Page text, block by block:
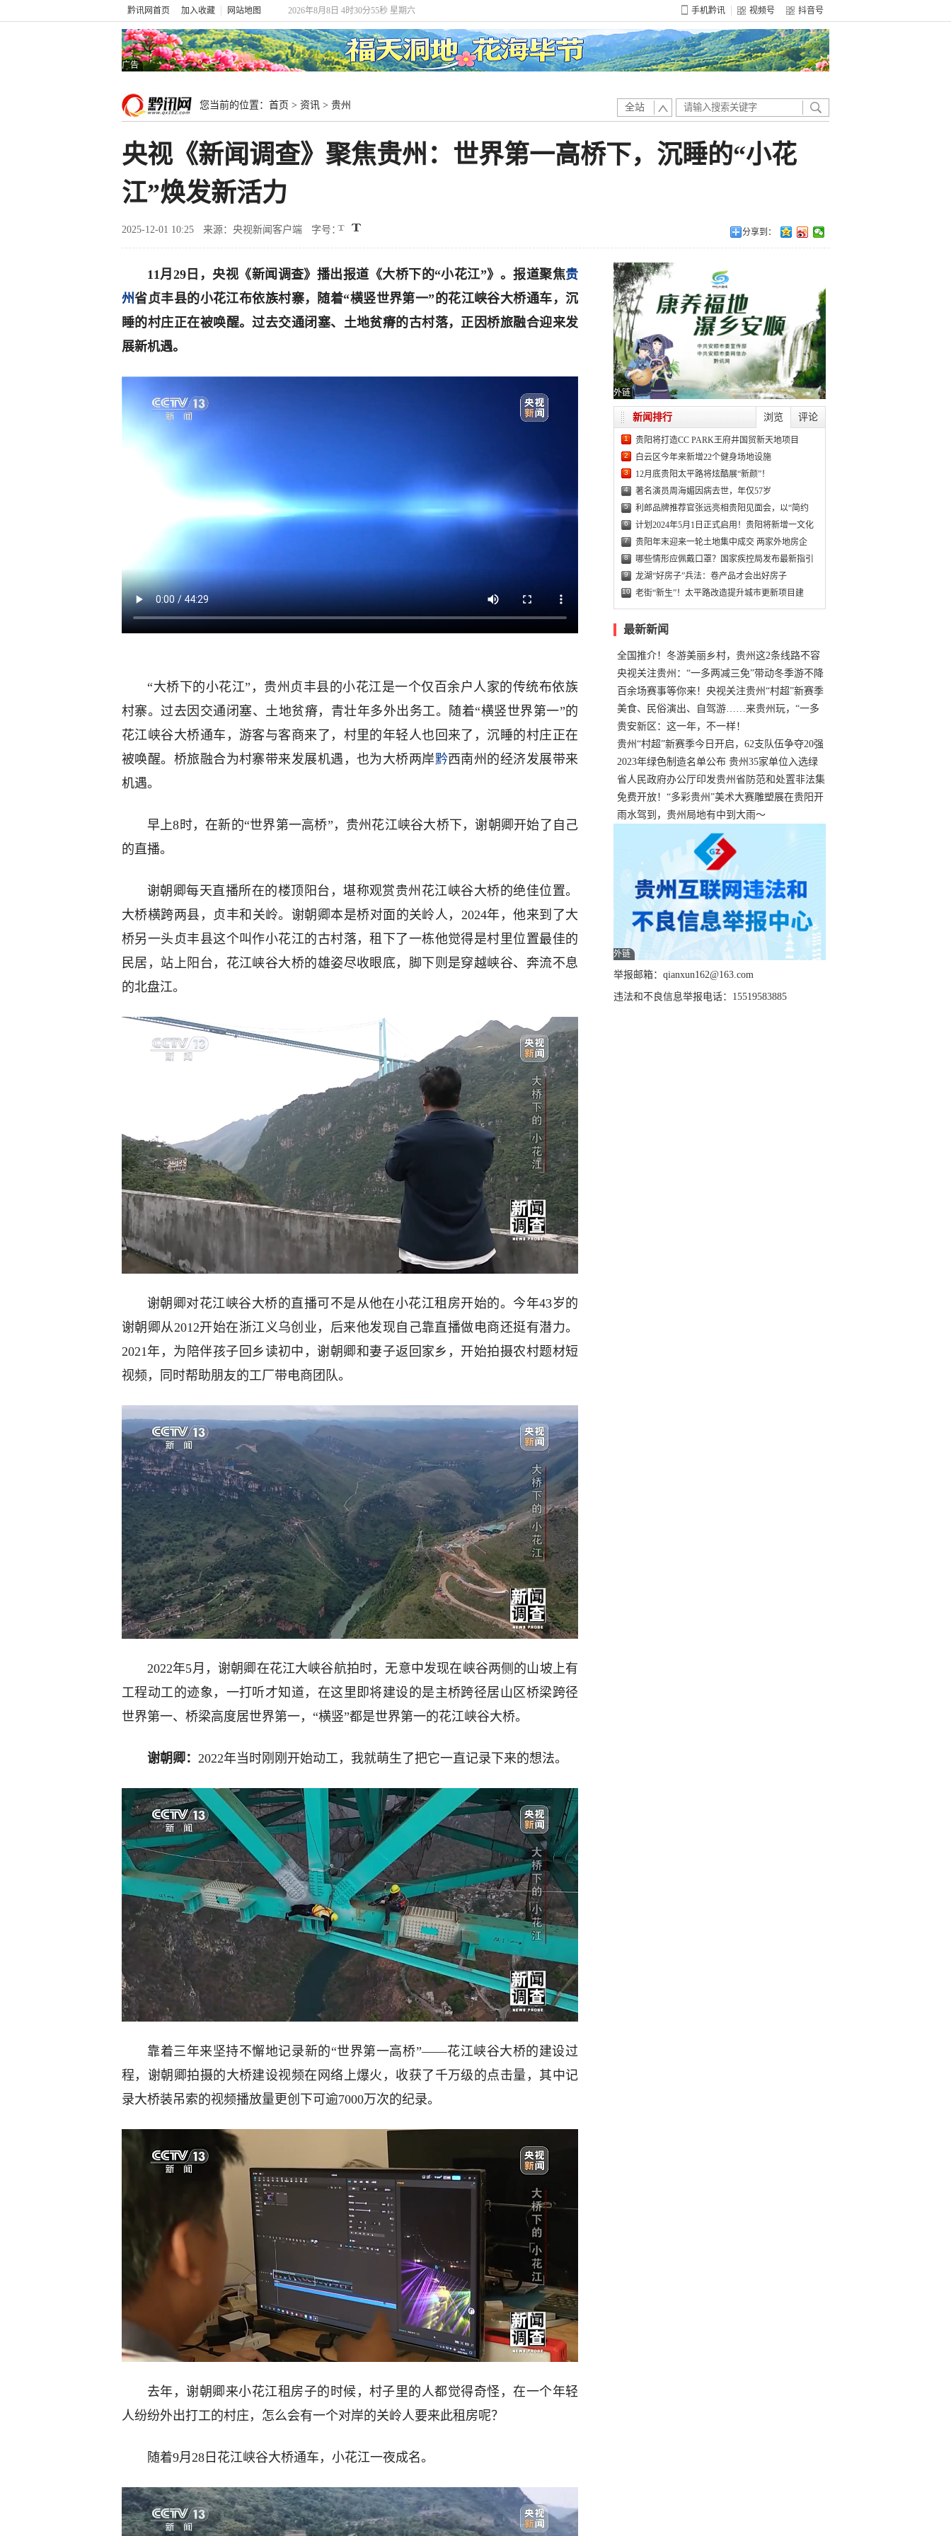
黔讯网首页 加入收藏 网站地图 2026年8月8日 4时30分57秒 星期六 手机黔讯 视频号 抖音号
广告
您当前的位置： 首页 > 资讯 > 贵州 全站
央视《新闻调查》聚焦贵州：世界第一高桥下，沉睡的“小花
江”焕发新活力
2025-12-01 10:25 来源：央视新闻客户端 字号： 分享到：
11月29日，央视《新闻调查》播出报道《大桥下的“小花江”》。报道聚焦贵
州省贞丰县的小花江布依族村寨，随着“横竖世界第一”的花江峡谷大桥通车，沉
睡的村庄正在被唤醒。过去交通闭塞、土地贫瘠的古村落，正因桥旅融合迎来发
展新机遇。
“大桥下的小花江”，贵州贞丰县的小花江是一个仅百余户人家的传统布依族
村寨。过去因交通闭塞、土地贫瘠，青壮年多外出务工。随着“横竖世界第一”的
花江峡谷大桥通车，游客与客商来了，村里的年轻人也回来了，沉睡的村庄正在
被唤醒。桥旅融合为村寨带来发展机遇，也为大桥两岸黔西南州的经济发展带来
机遇。
早上8时，在新的“世界第一高桥”，贵州花江峡谷大桥下，谢朝卿开始了自己
的直播。
谢朝卿每天直播所在的楼顶阳台，堪称观赏贵州花江峡谷大桥的绝佳位置。
大桥横跨两县，贞丰和关岭。谢朝卿本是桥对面的关岭人，2024年，他来到了大
桥另一头贞丰县这个叫作小花江的古村落，租下了一栋他觉得是村里位置最佳的
民居，站上阳台，花江峡谷大桥的雄姿尽收眼底，脚下则是穿越峡谷、奔流不息
的北盘江。
谢朝卿对花江峡谷大桥的直播可不是从他在小花江租房开始的。今年43岁的
谢朝卿从2012开始在浙江义乌创业，后来他发现自己靠直播做电商还挺有潜力。
2021年，为陪伴孩子回乡读初中，谢朝卿和妻子返回家乡，开始拍摄农村题材短
视频，同时帮助朋友的工厂带电商团队。
2022年5月，谢朝卿在花江大峡谷航拍时，无意中发现在峡谷两侧的山坡上有
工程动工的迹象，一打听才知道，在这里即将建设的是主桥跨径居山区桥梁跨径
世界第一、桥梁高度居世界第一，“横竖”都是世界第一的花江峡谷大桥。
谢朝卿： 2022年当时刚刚开始动工，我就萌生了把它一直记录下来的想法。
靠着三年来坚持不懈地记录新的“世界第一高桥”——花江峡谷大桥的建设过
程，谢朝卿拍摄的大桥建设视频在网络上爆火，收获了千万级的点击量，其中记
录大桥装吊索的视频播放量更创下可逾7000万次的纪录。
去年，谢朝卿来小花江租房子的时候，村子里的人都觉得奇怪，在一个年轻
人纷纷外出打工的村庄，怎么会有一个对岸的关岭人要来此租房呢？
随着9月28日花江峡谷大桥通车，小花江一夜成名。
外链
浏览 评论
新闻排行
1 贵阳将打造CC PARK王府井国贸新天地项目
2 白云区今年来新增22个健身场地设施
3 12月底贵阳太平路将炫酷展“新颜”！
4 著名演员周海媚因病去世，年仅57岁
5 利郎品牌推荐官张远亮相贵阳见面会，以“简约
6 计划2024年5月1日正式启用！贵阳将新增一文化
7 贵阳年末迎来一轮土地集中成交 两家外地房企
8 哪些情形应佩戴口罩？国家疾控局发布最新指引
9 龙湖“好房子”兵法：卷产品才会出好房子
10 老街“新生”！太平路改造提升城市更新项目建
最新新闻
全国推介！冬游美丽乡村，贵州这2条线路不容
错过
央视关注贵州：“一多两减三免”带动冬季游不降
温
百余场赛事等你来！央视关注贵州“村超”新赛季
正式“打响”
美食、民俗演出、自驾游……来贵州玩，“一多
两减三免”！
贵安新区：这一年，不一样！
贵州“村超”新赛季今日开启，62支队伍争夺20强
名额
2023年绿色制造名单公布 贵州35家单位入选绿
色工厂
省人民政府办公厅印发贵州省防范和处置非法集
资工作实施细则
免费开放！“多彩贵州”美术大赛雕塑展在贵阳开
展，持续至1月19日
雨水驾到，贵州局地有中到大雨～
外链
举报邮箱：qianxun162@163.com
违法和不良信息举报电话：15519583885